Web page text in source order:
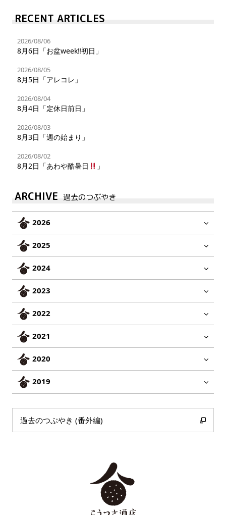
RECENT ARTICLES
2026/08/06
8月6日「お盆week‼︎初日」
2026/08/05
8月5日「アレコレ」
2026/08/04
8月4日「定休日前日」
2026/08/03
8月3日「週の始まり」
2026/08/02
8月2日「あわや酷暑日 」
ARCHIVE 過去のつぶやき
2026
2025
2024
2023
2022
2021
2020
2019
過去のつぶやき (番外編)